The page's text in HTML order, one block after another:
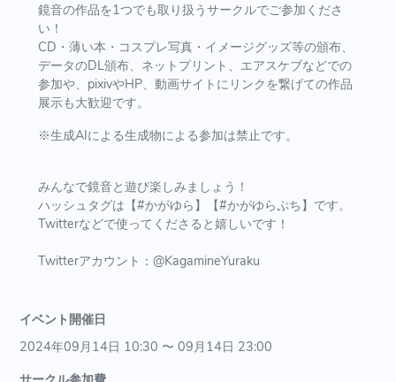
鏡音の作品を1つでも取り扱うサークルでご参加くださ
い！
CD・薄い本・コスプレ写真・イメージグッズ等の頒布、
データのDL頒布、ネットプリント、エアスケブなどでの
参加や、pixivやHP、動画サイトにリンクを繋げての作品
展示も大歓迎です。
※生成AIによる生成物による参加は禁止です。
みんなで鏡音と遊び楽しみましょう！
ハッシュタグは【#かがゆら】【#かがゆらぷち】です。
Twitterなどで使ってくださると嬉しいです！
Twitterアカウント：@KagamineYuraku
イベント開催日
2024年09月14日 10:30 〜 09月14日 23:00